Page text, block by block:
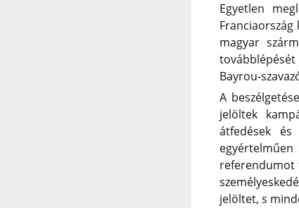
Egyetlen
magyar
Bayrou-
A
jelöltek
átfedések és
referendumot
jelöltet, s